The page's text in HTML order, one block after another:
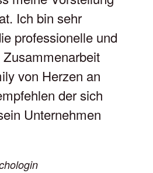
Ich bin sehr
professionelle und
von Herzen an
der sich
Unternehmen